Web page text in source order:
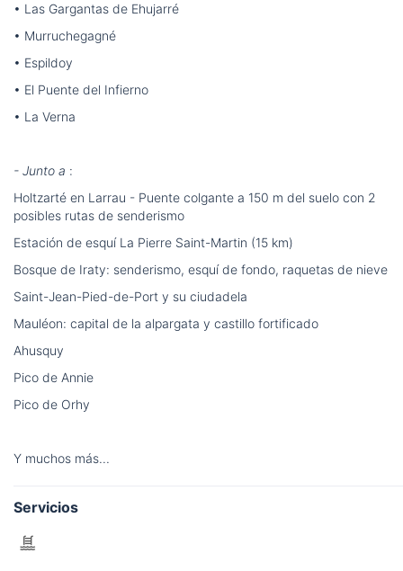
• Las Gargantas de Ehujarré
• Murruchegagné
• Espildoy
• El Puente del Infierno
• La Verna
- Junto a :
Holtzarté en Larrau - Puente colgante a 150 m del suelo con 2
posibles rutas de senderismo
Estación de esquí La Pierre Saint-Martin (15 km)
Bosque de Iraty: senderismo, esquí de fondo, raquetas de nieve
Saint-Jean-Pied-de-Port y su ciudadela
Mauléon: capital de la alpargata y castillo fortificado
Ahusquy
Pico de Annie
Pico de Orhy
Y muchos más...
Servicios